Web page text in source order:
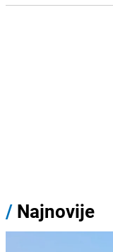
/ Najnovije